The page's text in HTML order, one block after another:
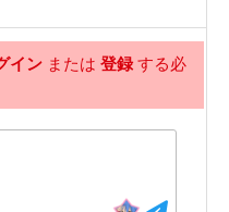
243話
前
イン または 登録する必